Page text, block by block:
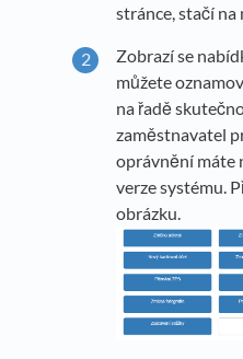
stránce, stačí
Zobrazí se
můžete
na řadě
zaměstnavatel
oprávnění máte
verze systému.
obrázku.